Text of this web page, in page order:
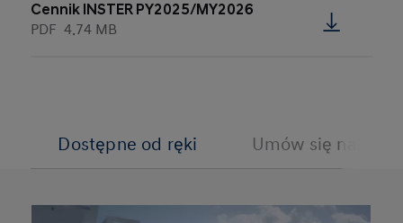
Cennik INSTER PY2025/MY2026
PDF 4.74 MB
Dostępne od ręki Umów się na